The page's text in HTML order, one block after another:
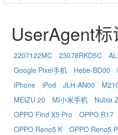
UserAgent
2207122MC 23078RKD5C
Google Pixel手机
Hebe-BD00
iPhone
iPod JLH-AN00
MEIZU 20
MI小米手机 Nubia
OPPO Find X5 Pro
OPPO R17
OPPO Reno5 K
OPPO Reno5